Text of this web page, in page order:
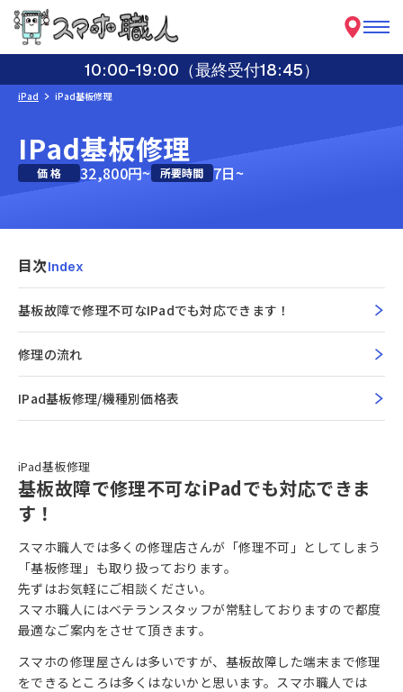
10:00-19:00（最終受付18:45）
iPad iPad基板修理
IPad基板修理
価 格 32,800円~ 所要時間 7日~
目次Index
基板故障で修理不可なiPadでも対応できます！
修理の流れ
IPad基板修理/機種別価格表
iPad基板修理
基板故障で修理不可なiPadでも対応できま
す！
スマホ職人では多くの修理店さんが「修理不可」としてしまう
「基板修理」も取り扱っております。
先ずはお気軽にご相談ください。
スマホ職人にはベテランスタッフが常駐しておりますので都度
最適なご案内をさせて頂きます。
スマホの修理屋さんは多いですが、基板故障した端末まで修理
をできるところは多くはないかと思います。スマホ職人では